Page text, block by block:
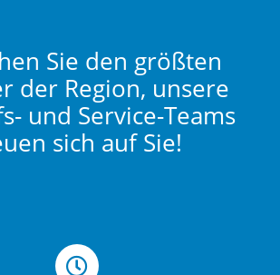
Sie den größten
der Region, unsere
und Service-Teams
sich auf Sie!